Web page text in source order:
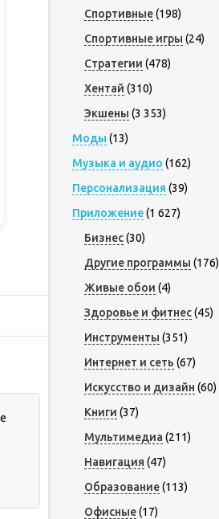
Спортивные(198)
Спортивные игры (24)
Стратегии (478)
Хентай (310)
Экшены (3 353)
Моды (13)
Музыка и аудио (162)
Персонализация (39)
Приложение(1 627)
Бизнес(30)
Другие программы (176)
Живые обои (4)
Здоровье и фитнес(45)
Инструменты (351)
Интернет и сеть (67)
Искусство и дизайн (60)
Книги (37)
Мультимедиа (211)
Навигация (47)
Образование(113)
Офисные(17)